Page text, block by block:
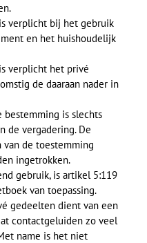
verplicht bij het gebruik
en het huishoudelijk
verplicht het privé
de daaraan nader in
bestemming is slechts
de vergadering. De
de toestemming
ingetrokken.
gebruik, is artikel 5:119
van toepassing.
gedeelten dient van een
contactgeluiden zo veel
name is het niet